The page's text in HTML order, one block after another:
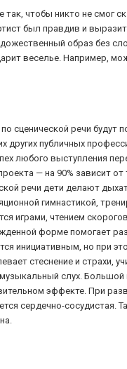
чтобы никто не смог
был правдив и
образ без
веселье. Например,
по сценической речи будут
других публичных
любого выступления
— на 90% зависит от
речи дети делают
гимнастикой,
играми, чтением
форме помогает
инициативным, но при
стеснение и страхи,
слух. Большой
эффекте. При
сердечно-сосудистая.